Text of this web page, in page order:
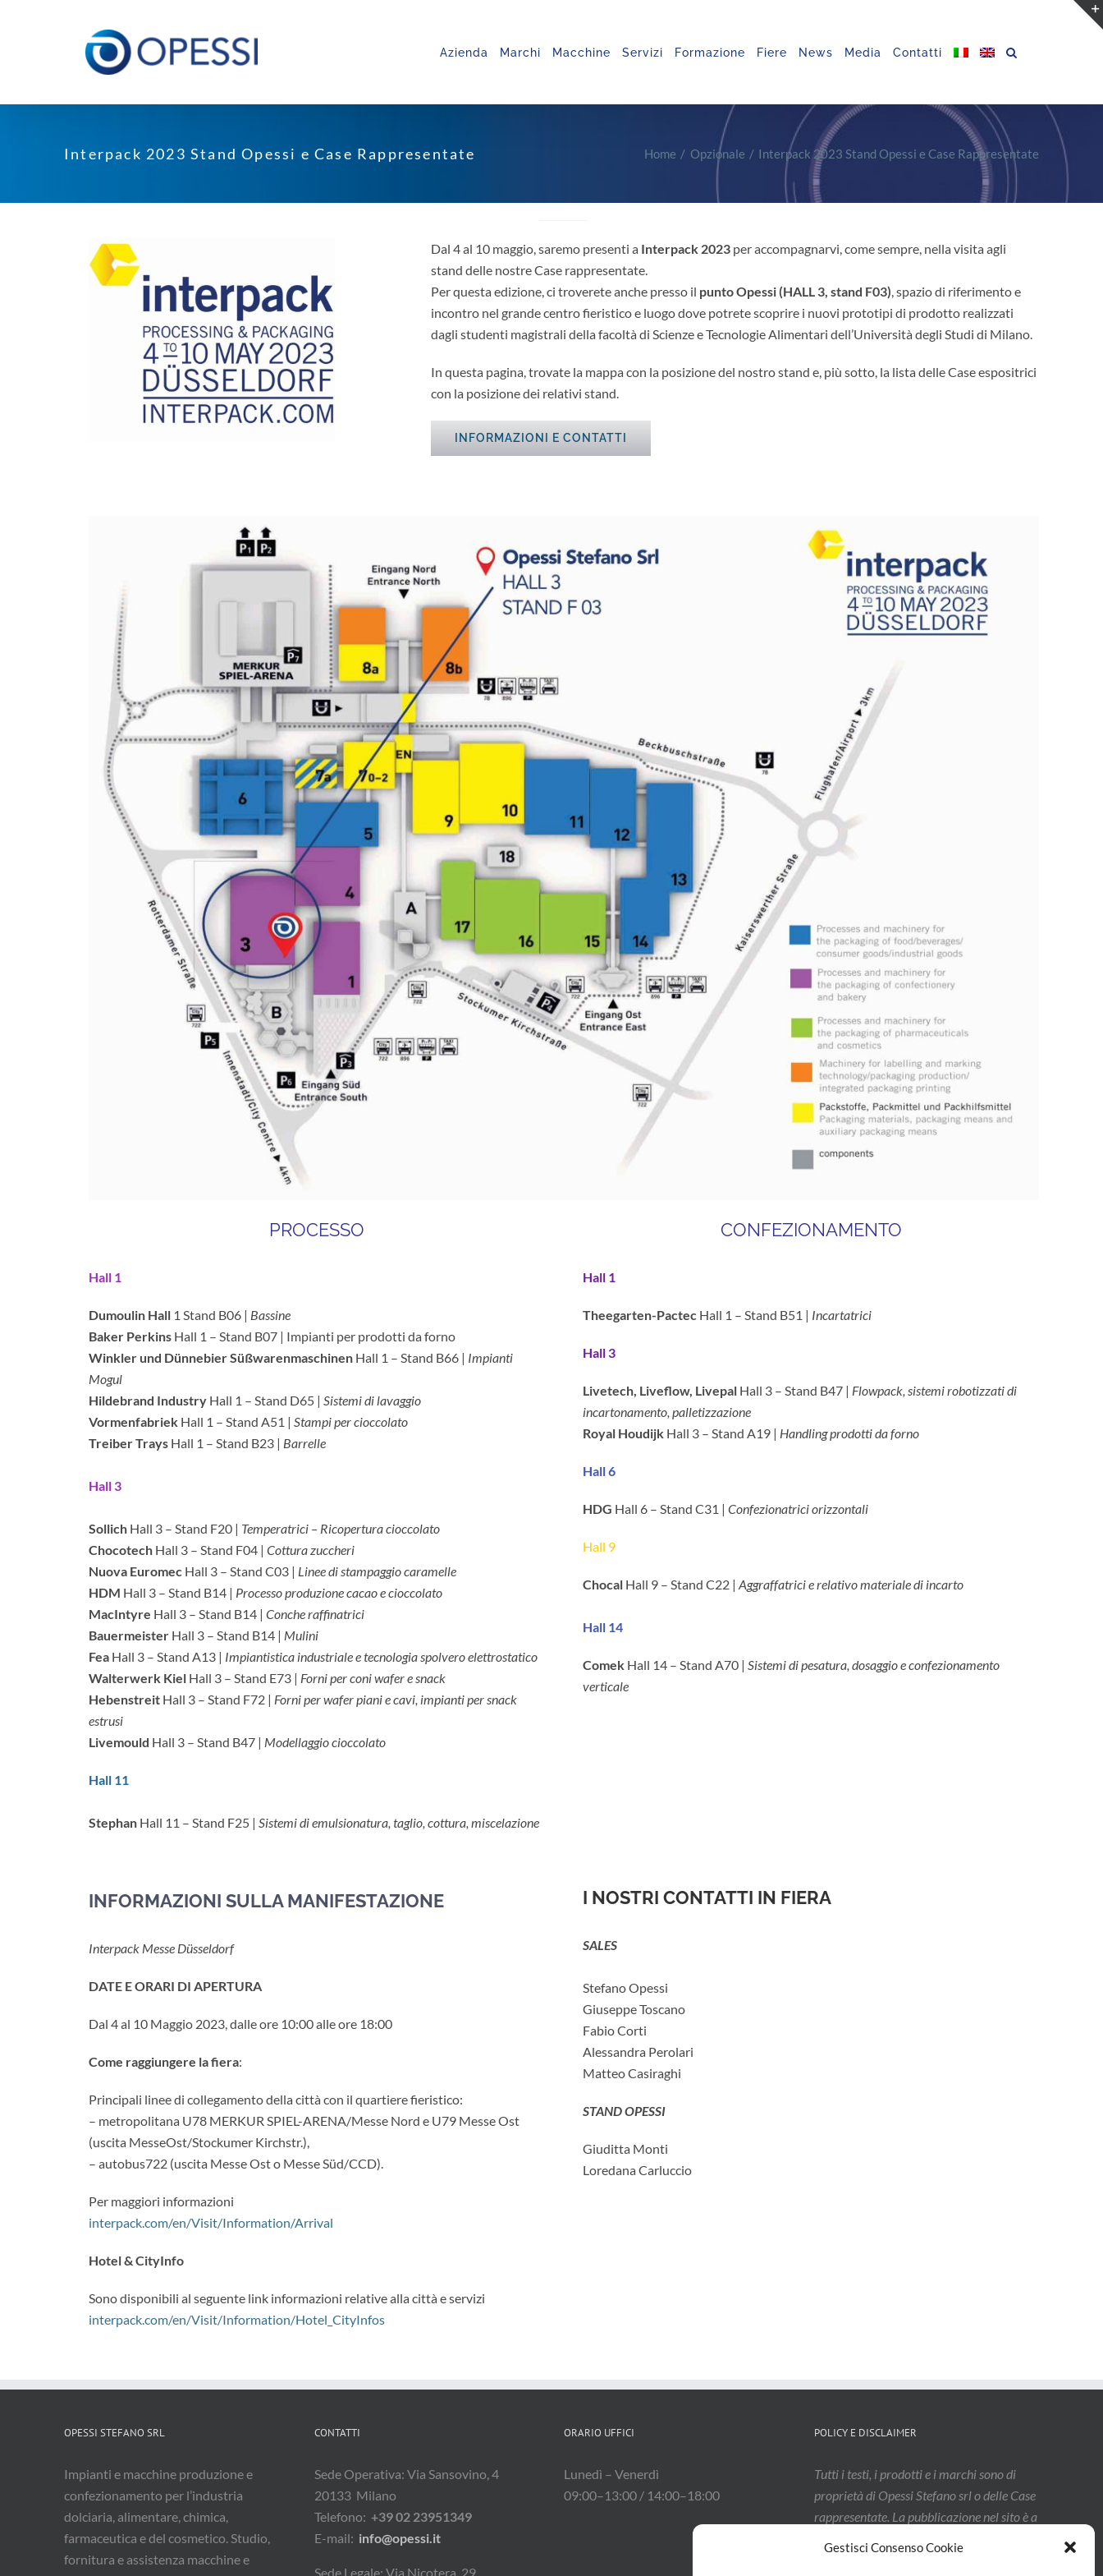
Gestisci Consenso Cookie
Azienda Marchi Macchine Servizi Formazione Fiere News Media Contatti
Interpack 2023 Stand Opessi e Case Rappresentate Home Opzionale Interpack 2023 Stand Opessi e Case Rappresentate
Dal 4 al 10 maggio, saremo presenti a Interpack 2023 per accompagnarvi, come sempre, nella visita agli
stand delle nostre Case rappresentate.
Per questa edizione, ci troverete anche presso il punto Opessi (HALL 3, stand F03), spazio di riferimento e
incontro nel grande centro fieristico e luogo dove potrete scoprire i nuovi prototipi di prodotto realizzati
dagli studenti magistrali della facoltà di Scienze e Tecnologie Alimentari dell’Università degli Studi di Milano.
In questa pagina, trovate la mappa con la posizione del nostro stand e, più sotto, la lista delle Case espositrici
con la posizione dei relativi stand.
INFORMAZIONI E CONTATTI
PROCESSO
Hall 1
Dumoulin Hall 1 Stand B06 | Bassine
Baker Perkins Hall 1 – Stand B07 | Impianti per prodotti da forno
Winkler und Dünnebier Süßwarenmaschinen Hall 1 – Stand B66 | Impianti
Mogul
Hildebrand Industry Hall 1 – Stand D65 | Sistemi di lavaggio
Vormenfabriek Hall 1 – Stand A51 | Stampi per cioccolato
Treiber Trays Hall 1 – Stand B23 | Barrelle
Hall 3
Sollich Hall 3 – Stand F20 | Temperatrici – Ricopertura cioccolato
Chocotech Hall 3 – Stand F04 | Cottura zuccheri
Nuova Euromec Hall 3 – Stand C03 | Linee di stampaggio caramelle
HDM Hall 3 – Stand B14 | Processo produzione cacao e cioccolato
MacIntyre Hall 3 – Stand B14 | Conche raffinatrici
Bauermeister Hall 3 – Stand B14 | Mulini
Fea Hall 3 – Stand A13 | Impiantistica industriale e tecnologia spolvero elettrostatico
Walterwerk Kiel Hall 3 – Stand E73 | Forni per coni wafer e snack
Hebenstreit Hall 3 – Stand F72 | Forni per wafer piani e cavi, impianti per snack
estrusi
Livemould Hall 3 – Stand B47 | Modellaggio cioccolato
Hall 11
Stephan Hall 11 – Stand F25 | Sistemi di emulsionatura, taglio, cottura, miscelazione
CONFEZIONAMENTO
Hall 1
Theegarten-Pactec Hall 1 – Stand B51 | Incartatrici
Hall 3
Livetech, Liveflow, Livepal Hall 3 – Stand B47 | Flowpack, sistemi robotizzati di
incartonamento, palletizzazione
Royal Houdijk Hall 3 – Stand A19 | Handling prodotti da forno
Hall 6
HDG Hall 6 – Stand C31 |Confezionatrici orizzontali
Hall 9
Chocal Hall 9 – Stand C22 |Aggraffatrici e relativo materiale di incarto
Hall 14
Comek Hall 14 – Stand A70 | Sistemi di pesatura, dosaggio e confezionamento
verticale
INFORMAZIONI SULLA MANIFESTAZIONE
Interpack Messe Düsseldorf
DATE E ORARI DI APERTURA
Dal 4 al 10 Maggio 2023, dalle ore 10:00 alle ore 18:00
Come raggiungere la fiera:
Principali linee di collegamento della città con il quartiere fieristico:
– metropolitana U78 MERKUR SPIEL-ARENA/Messe Nord e U79 Messe Ost
(uscita MesseOst/Stockumer Kirchstr.),
– autobus722 (uscita Messe Ost o Messe Süd/CCD).
Per maggiori informazioni
interpack.com/en/Visit/Information/Arrival
Hotel & CityInfo
Sono disponibili al seguente link informazioni relative alla città e servizi
interpack.com/en/Visit/Information/Hotel_CityInfos
I NOSTRI CONTATTI IN FIERA
SALES
Stefano Opessi
Giuseppe Toscano
Fabio Corti
Alessandra Perolari
Matteo Casiraghi
STAND OPESSI
Giuditta Monti
Loredana Carluccio
OPESSI STEFANO SRL
Impianti e macchine produzione e
confezionamento per l’industria
dolciaria, alimentare, chimica,
farmaceutica e del cosmetico. Studio,
fornitura e assistenza macchine e
CONTATTI
Sede Operativa: Via Sansovino, 4
20133 Milano
Telefono: +39 02 23951349
E-mail: info@opessi.it
Sede Legale: Via Nicotera, 29
ORARIO UFFICI
Lunedì – Venerdì
09:00–13:00 / 14:00–18:00
POLICY E DISCLAIMER
Tutti i testi, i prodotti e i marchi sono di
proprietà di Opessi Stefano srl o delle Case
rappresentate. La pubblicazione nel sito è a